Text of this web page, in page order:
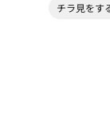
チラ見をす